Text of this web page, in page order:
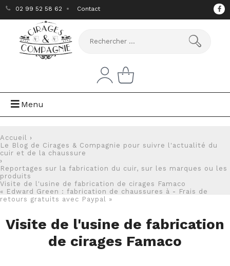
02 99 52 58 62 Contact
Menu
Accueil ›
Le Blog de Cirages & Compagnie pour suivre l'actualité du
cuir et de la chaussure
›
Reportages sur la fabrication du cuir, sur les marques ou les
produits
Visite de l'usine de fabrication de cirages Famaco
« Edward Green : fabrication de chaussures à - Frais de
retours gratuits avec Paypal »
Visite de l'usine de fabrication
de cirages Famaco